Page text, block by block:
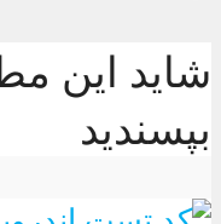
شاید این
بپسندید